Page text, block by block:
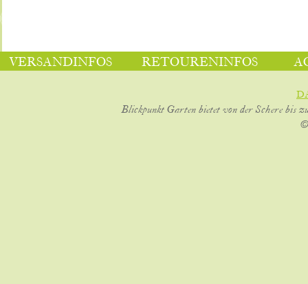
VERSANDINFOS RETOURENINFOS
Blickpunkt Garten bietet von der Schere bis